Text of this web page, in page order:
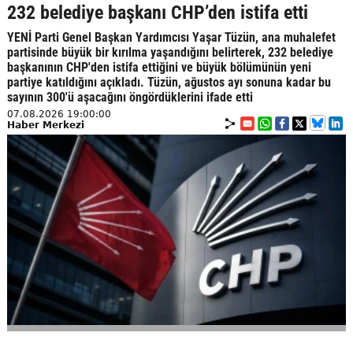
232 belediye başkanı CHP’den istifa etti
YENİ Parti Genel Başkan Yardımcısı Yaşar Tüzün, ana muhalefet
partisinde büyük bir kırılma yaşandığını belirterek, 232 belediye
başkanının CHP'den istifa ettiğini ve büyük bölümünün yeni
partiye katıldığını açıkladı. Tüzün, ağustos ayı sonuna kadar bu
sayının 300'ü aşacağını öngördüklerini ifade etti
07.08.2026 19:00:00
Haber Merkezi